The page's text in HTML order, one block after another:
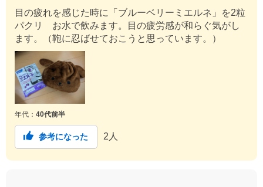
目の疲れを感じた時に「ブルーベリーミエルネ」を2粒
パクリ お水で飲みます。目の疲労感が和らぐ気がし
ます。（鞄に忍ばせておこうと思っています。）
年代： 40代前半
参考になった 2 人